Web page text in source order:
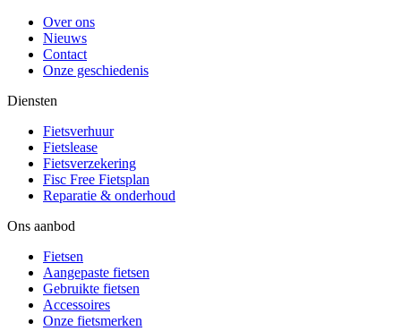
Over ons
Nieuws
Contact
Onze geschiedenis
Diensten
Fietsverhuur
Fietslease
Fietsverzekering
Fisc Free Fietsplan
Reparatie & onderhoud
Ons aanbod
Fietsen
Aangepaste fietsen
Gebruikte fietsen
Accessoires
Onze fietsmerken